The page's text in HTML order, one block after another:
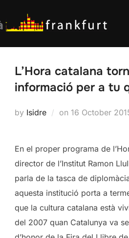
to
content
L’Hora catalana
informació per a tu
by Isidre on Posted
16 October
En el proper programa de
director de l’Institut Ramon
parla de la tasca de
aquesta institució porta a
que la cultura catalana està
del 2007 quan Catalunya va